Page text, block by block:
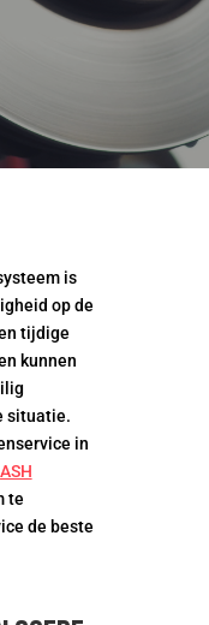
is
op de
tijdige
kunnen
situatie.
in
ASH
te
de beste